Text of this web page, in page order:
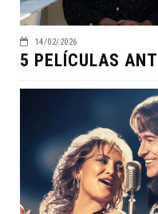
14/02/2026
5 PELÍCULAS